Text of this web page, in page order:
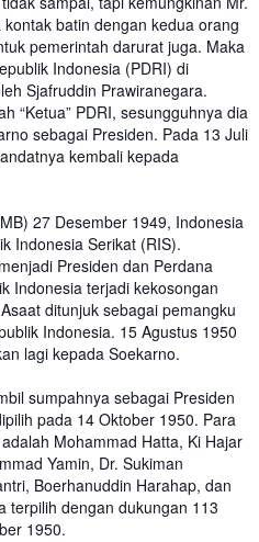
batin dengan kedua orang
pemerintah darurat juga. Maka
Indonesia (PDRI) di
Sjafruddin Prawiranegara.
“Ketua” PDRI, sesungguhnya dia
sebagai Presiden. Pada 13 Juli
kembali kepada
27 Desember 1949, Indonesia
Indonesia Serikat (RIS).
Presiden dan Perdana
Indonesia terjadi kekosongan
ditunjuk sebagai pemangku
Indonesia. 15 Agustus 1950
lagi kepada Soekarno.
sumpahnya sebagai Presiden
pada 14 Oktober 1950. Para
Mohammad Hatta, Ki Hajar
Yamin, Dr. Sukiman
Boerhanuddin Harahap, dan
terpilih dengan dukungan 113
1950.